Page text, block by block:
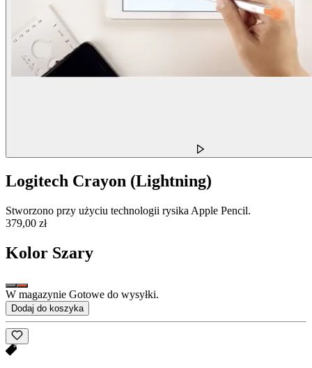
Logitech Crayon (Lightning)
Stworzono przy użyciu technologii rysika Apple Pencil.
379,00 zł
Kolor Szary
W magazynie Gotowe do wysyłki.
Dodaj do koszyka